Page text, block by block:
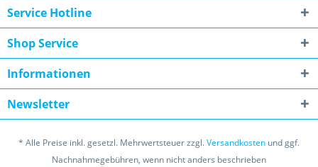
Service Hotline
Shop Service
Informationen
Newsletter
* Alle Preise inkl. gesetzl. Mehrwertsteuer zzgl.Versandkosten und ggf.
Nachnahmegebühren, wenn nicht anders beschrieben